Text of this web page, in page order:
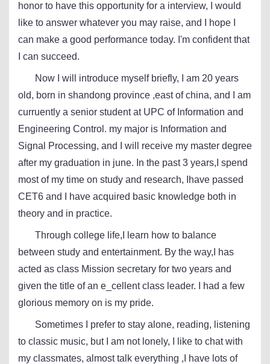
honor to have this opportunity for a interview, I would
like to answer whatever you may raise, and I hope I
can make a good performance today. I'm confident that
I can succeed.
Now I will introduce myself briefly, I am 20 years
old, born in shandong province ,east of china, and I am
curruently a senior student at UPC of Information and
Engineering Control. my major is Information and
Signal Processing, and I will receive my master degree
after my graduation in june. In the past 3 years,I spend
most of my time on study and research, Ihave passed
CET6 and I have acquired basic knowledge both in
theory and in practice.
Through college life,I learn how to balance
between study and entertainment. By the way,I has
acted as class Mission secretary for two years and
given the title of an e_cellent class leader. I had a few
glorious memory on is my pride.
Sometimes I prefer to stay alone, reading, listening
to classic music, but I am not lonely, I like to chat with
my classmates, almost talk everything ,I have lots of